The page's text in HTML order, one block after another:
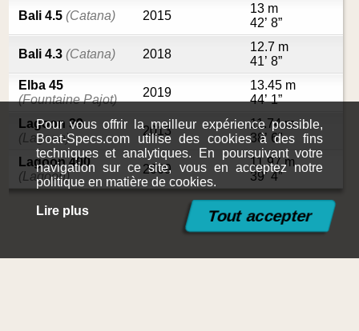
Bali 4.5(Catana) 2015
13 m
42’ 8”
Bali 4.3(Catana) 2018
12.7 m
41’ 8”
Elba 45
(Fountaine Pajot)
2019
13.45 m
44’ 1”
Lagoon 39
(Lagoon)
2013
11.74 m
38’ 6”
Lagoon 400
(Lagoon)
2009
11.97 m
39’ 4”
Pour vous offrir la meilleur expérience possible,
Boat-Specs.com utilise des cookies à des fins
techniques et analytiques. En poursuivant votre
navigation sur ce site, vous en acceptez notre
politique en matière de cookies.
Lire plus